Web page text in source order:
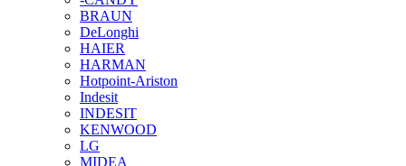
BRAUN
DeLonghi
HAIER
HARMAN
Hotpoint-Ariston
Indesit
INDESIT
KENWOOD
LG
MIDEA